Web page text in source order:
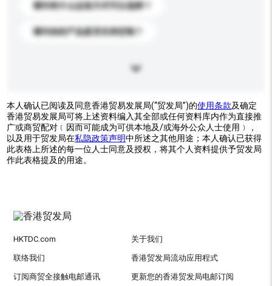
请问有什么运送方式可以选择？
请问你的产品是否支持定制？
本人确认已阅读及同意香港贸易发展局(“贸发局”)的使用条款及确定
香港贸易发展局可将上述资料编入其全部或任何资料库内作为直接推
广或商贸配对﹝因而可能成为可供本地及/或海外公众人士使用﹞，
以及用于贸发局在私隐政策声明中所述之其他用途；本人确认已获得
此表格上所述的每一位人士同意及授权，将其个人资料提供予贸发局
作此表格提及的用途。
HKTDC.com 关于我们
联络我们 香港贸发局流动应用程式
订阅商贸全接触电邮通讯 更新您的香港贸发局电邮订阅